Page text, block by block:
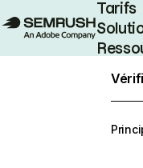
Tarifs